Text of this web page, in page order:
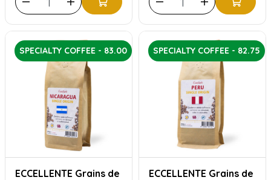
SPECIALTY COFFEE - 83.00
ECCELLENTE Grains de
SPECIALTY COFFEE - 82.75
ECCELLENTE Grains de